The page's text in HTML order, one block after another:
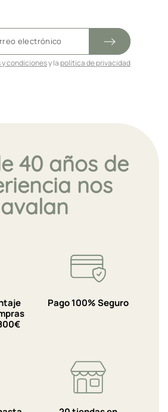
condicionesy la política de privacidad
40 años de
nos
avalan
Pago 100% Seguro